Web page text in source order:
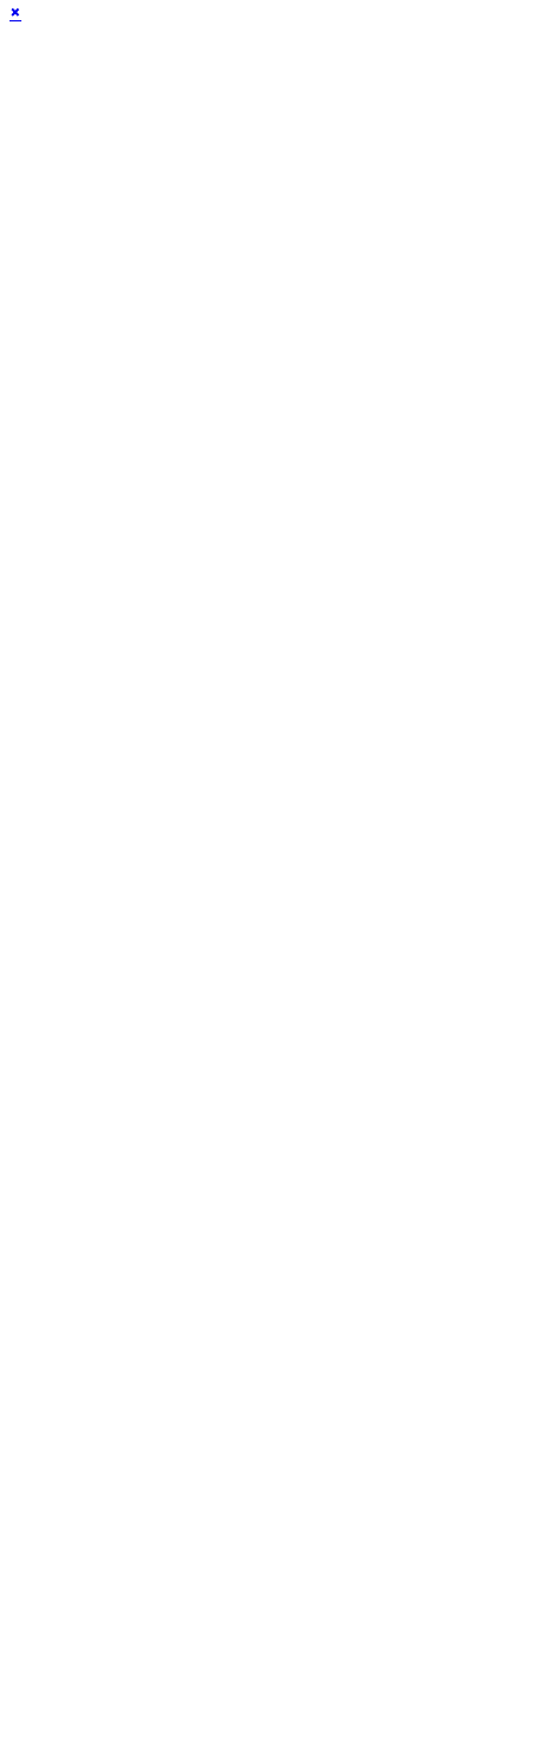
×